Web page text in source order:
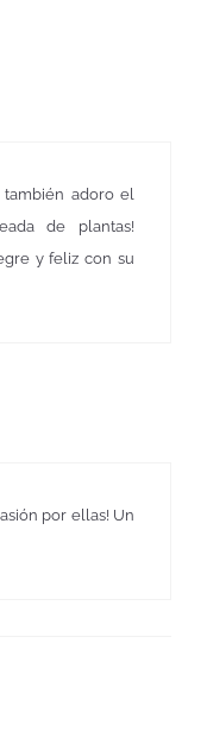
también adoro el
de plantas!
y feliz con su
por ellas! Un